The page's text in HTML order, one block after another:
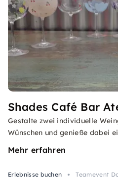
Shades Café Bar
Gestalte zwei individuelle
Wünschen und genieße dabei
Mehr erfahren
Erlebnisse buchen Teamevent